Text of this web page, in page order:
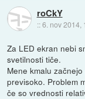
roCkY
::6. nov 2014,
Za LED ekran nebi
svetilnosti tiče.
Mene kmalu
previsoko. Problem
če so vrednosti